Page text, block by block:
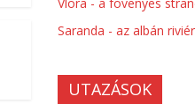
Vlora - a fövenyes
Saranda - az albán
UTAZÁSOK